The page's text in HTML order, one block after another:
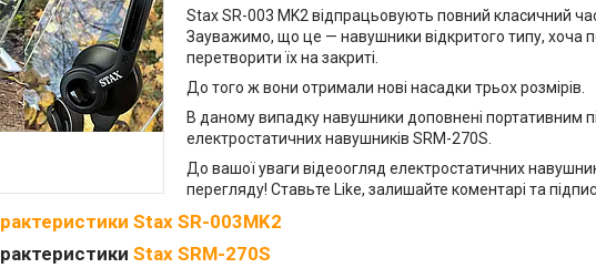
Stax SR-003 MK2 відпрацьовують повний класичний
Зауважимо, що це — навушники відкритого типу, хоча
перетворити їх на закриті.
До того ж вони отримали нові насадки трьох розмірів.
В даному випадку навушники доповнені портативним
електростатичних навушників SRM-270S.
До вашої уваги відеоогляд електростатичних
перегляду! Ставьте Like, залишайте коментарі та
Stax SR-003MK2
Stax SRM-270S